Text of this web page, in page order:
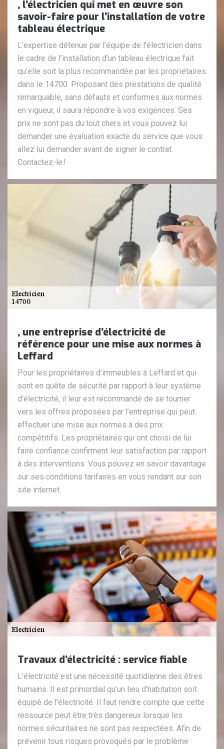
, l’électricien qui met en œuvre son
savoir-faire pour l’installation de votre
tableau électrique
L’expertise détenue par l’équipe de l’électricien dans
le cadre de l’installation d’un tableau électrique fait
qu’elle soit la plus recommandée par les propriétaires
dans le 14700. Proposant des prestations de qualité
remarquable, sans défauts et conformes aux normes
en vigueur, il saura répondre à vos exigences. Ses
prix ne sont pas du tout chers et vous pouvez lui
demander une évaluation exacte du service que vous
allez lui demander avant de signer le contrat.
Contactez-le !
, une entreprise d’électricité de
référence pour une mise aux normes à
Leffard
Pour les propriétaires d’immeubles à Leffard et qui
sont en quête de sécurité par rapport à leur système
d’électricité, il leur est recommandé de se tourner
vers les offres proposées par l’entreprise qui peut
effectuer une mise aux normes à des prix
compétitifs. Les propriétaires qui ont choisi de lui
faire confiance confirment leur satisfaction par rapport
à des interventions. Vous pouvez en savoir davantage
sur ses conditions tarifaires en vous rendant sur son
site internet.
Travaux d’électricité : service fiable
L’électricité est une nécessité quotidienne des êtres
humains. Il est primordial qu’un lieu d’habitation soit
équipé de l’électricité. Il faut rendre compte que cette
ressource peut être très dangereux lorsque les
normes sécuritaires ne sont pas respectées. Afin de
prévenir tous risques provoqués par le problème